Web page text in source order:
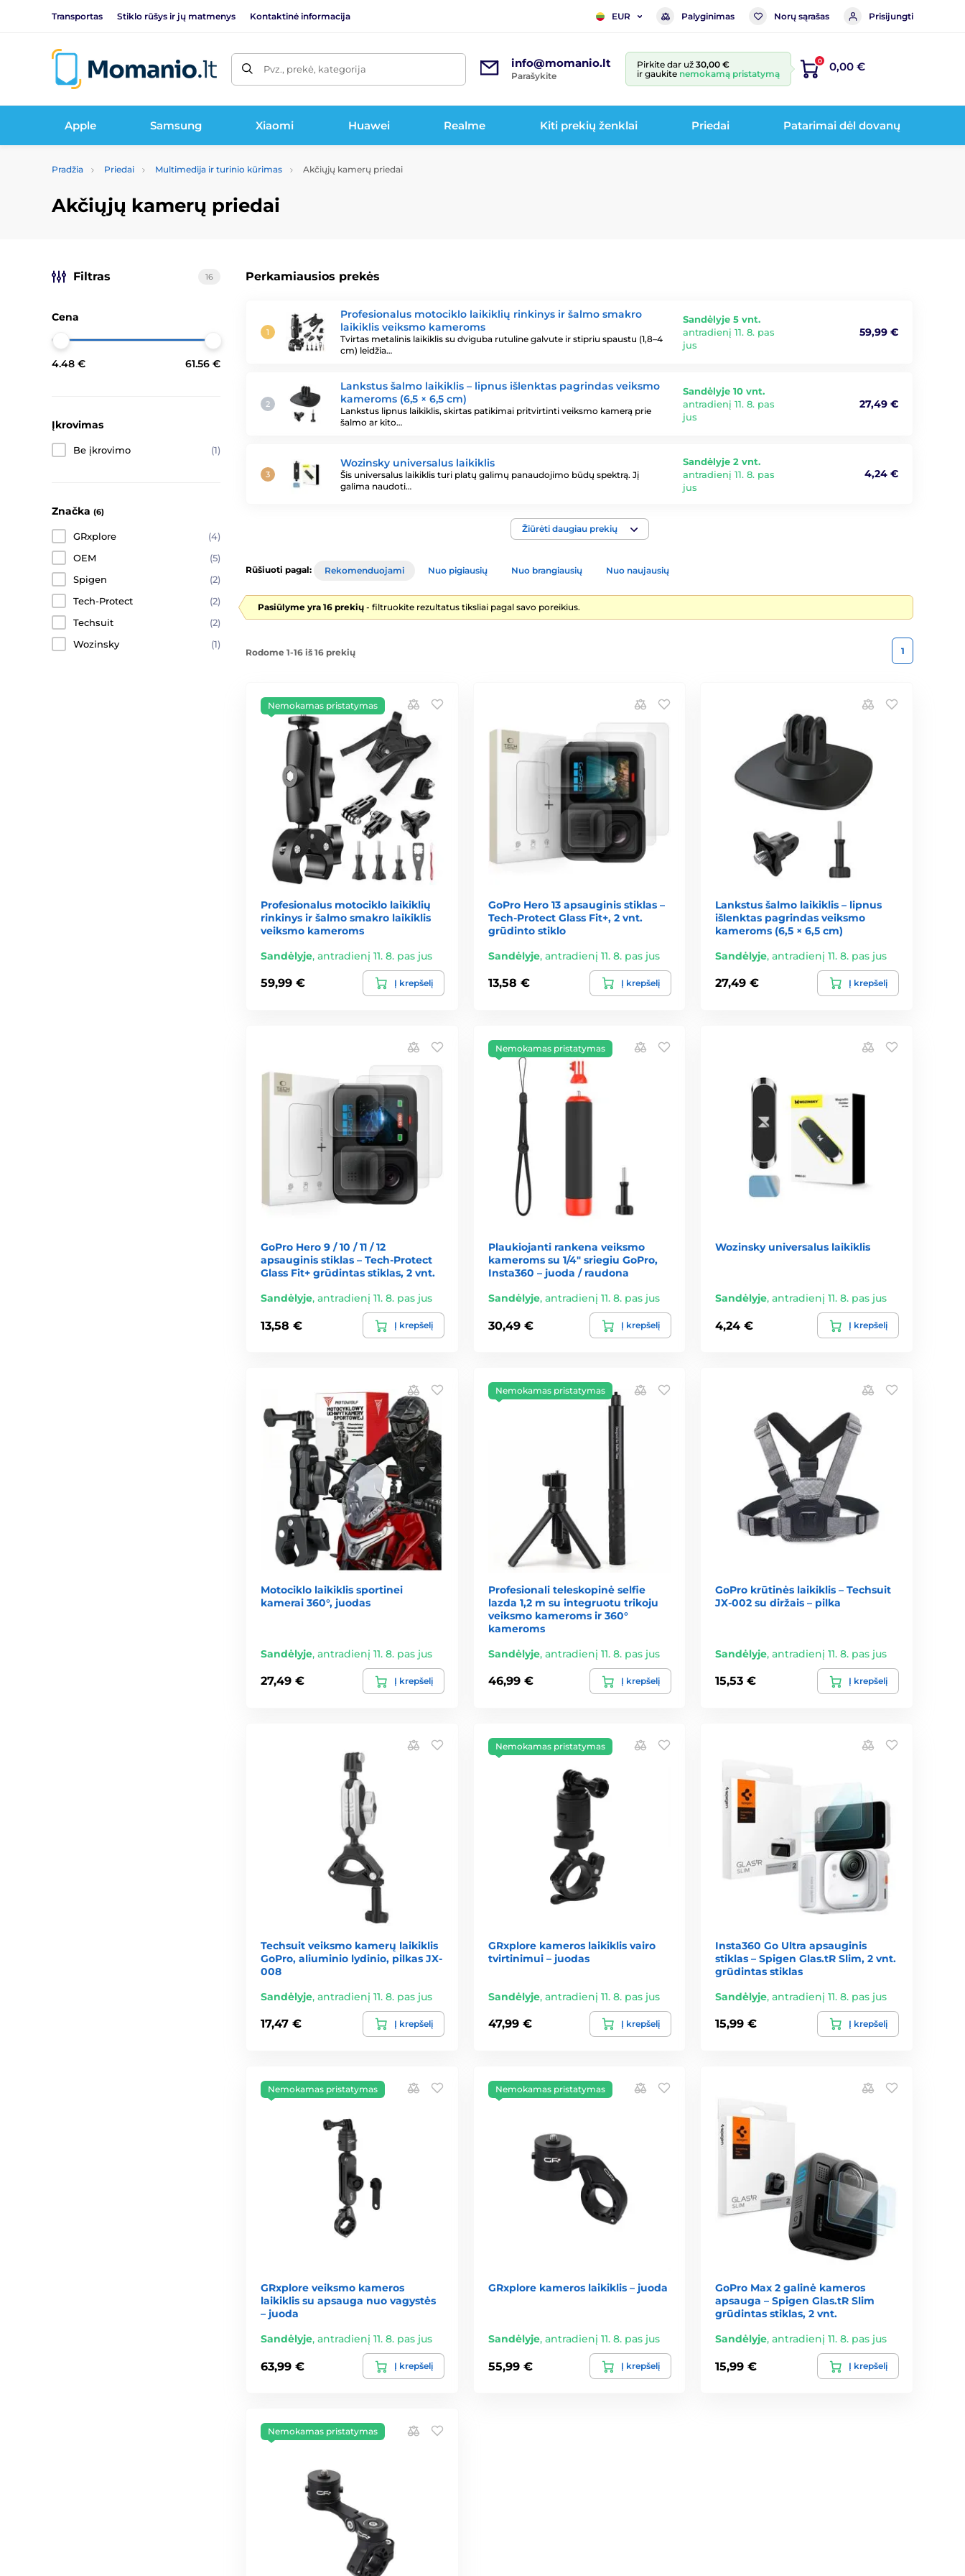
Transportas Stiklo rūšys ir jų matmenys Kontaktinė informacija EUR Palyginimas Norų sąrašas Prisijungti
Pvz., prekė, kategorija info@momanio.lt
Parašykite
Pirkite dar už 30,00 €
ir gaukite nemokamą pristatymą
0 0,00 €
Apple Samsung Xiaomi Huawei Realme Kiti prekių ženklai Priedai Patarimai dėl dovanų
Pradžia Priedai Multimedija ir turinio kūrimas Akčiųjų kamerų priedai
Akčiųjų kamerų priedai
Perkamiausios prekės
Profesionalus motociklo laikiklių rinkinys ir šalmo smakro
laikiklis veiksmo kameroms
Tvirtas metalinis laikiklis su dviguba rutuline galvute ir stipriu spaustu (1,8–4
cm) leidžia…
Sandėlyje 5 vnt.
antradienį 11. 8. pas
jus
59,99 €
Lankstus šalmo laikiklis – lipnus išlenktas pagrindas veiksmo
kameroms (6,5 × 6,5 cm)
Lankstus lipnus laikiklis, skirtas patikimai pritvirtinti veiksmo kamerą prie
šalmo ar kito…
Sandėlyje 10 vnt.
antradienį 11. 8. pas
jus
27,49 €
Wozinsky universalus laikiklis
Šis universalus laikiklis turi platų galimų panaudojimo būdų spektrą. Jį
galima naudoti…
Sandėlyje 2 vnt.
antradienį 11. 8. pas
jus
4,24 €
Žiūrėti daugiau prekių
Filtras 16
Cena
4.48 € 61.56 €
Įkrovimas
Be įkrovimo (1)
Značka (6)
GRxplore
(4)
OEM
(5)
Spigen
(2)
Tech-Protect
(2)
Techsuit
(2)
Wozinsky
(1)
Rūšiuoti pagal: Rekomenduojami Nuo pigiausių Nuo brangiausių Nuo naujausių
Pasiūlyme yra 16 prekių - filtruokite rezultatus tiksliai pagal savo poreikius.
Rodome 1-16 iš 16 prekių 1
Nemokamas pristatymas
Profesionalus motociklo laikiklių
rinkinys ir šalmo smakro laikiklis
veiksmo kameroms
Sandėlyje, antradienį 11. 8. pas jus
59,99 € Į krepšelį
GoPro Hero 13 apsauginis stiklas –
Tech-Protect Glass Fit+, 2 vnt.
grūdinto stiklo
Sandėlyje, antradienį 11. 8. pas jus
13,58 € Į krepšelį
Lankstus šalmo laikiklis – lipnus
išlenktas pagrindas veiksmo
kameroms (6,5 × 6,5 cm)
Sandėlyje,antradienį 11. 8. pas jus
27,49 € Į krepšelį
GoPro Hero 9 / 10 / 11 / 12
apsauginis stiklas – Tech-Protect
Glass Fit+ grūdintas stiklas, 2 vnt.
Sandėlyje, antradienį 11. 8. pas jus
13,58 € Į krepšelį
Nemokamas pristatymas
Plaukiojanti rankena veiksmo
kameroms su 1/4" sriegiu GoPro,
Insta360 – juoda / raudona
Sandėlyje, antradienį 11. 8. pas jus
30,49 € Į krepšelį
Wozinsky universalus laikiklis
Sandėlyje,antradienį 11. 8. pas jus
4,24 € Į krepšelį
Motociklo laikiklis sportinei
kamerai 360°, juodas
Sandėlyje, antradienį 11. 8. pas jus
27,49 € Į krepšelį
Nemokamas pristatymas
Profesionali teleskopinė selfie
lazda 1,2 m su integruotu trikoju
veiksmo kameroms ir 360°
kameroms
Sandėlyje, antradienį 11. 8. pas jus
46,99 € Į krepšelį
GoPro krūtinės laikiklis – Techsuit
JX-002 su diržais – pilka
Sandėlyje,antradienį 11. 8. pas jus
15,53 € Į krepšelį
Techsuit veiksmo kamerų laikiklis
GoPro, aliuminio lydinio, pilkas JX-
008
Sandėlyje, antradienį 11. 8. pas jus
17,47 € Į krepšelį
Nemokamas pristatymas
GRxplore kameros laikiklis vairo
tvirtinimui – juodas
Sandėlyje, antradienį 11. 8. pas jus
47,99 € Į krepšelį
Insta360 Go Ultra apsauginis
stiklas – Spigen Glas.tR Slim, 2 vnt.
grūdintas stiklas
Sandėlyje,antradienį 11. 8. pas jus
15,99 € Į krepšelį
Nemokamas pristatymas
GRxplore veiksmo kameros
laikiklis su apsauga nuo vagystės
– juoda
Sandėlyje, antradienį 11. 8. pas jus
63,99 € Į krepšelį
Nemokamas pristatymas
GRxplore kameros laikiklis – juoda
Sandėlyje, antradienį 11. 8. pas jus
55,99 € Į krepšelį
GoPro Max 2 galinė kameros
apsauga – Spigen Glas.tR Slim
grūdintas stiklas, 2 vnt.
Sandėlyje,antradienį 11. 8. pas jus
15,99 € Į krepšelį
Nemokamas pristatymas